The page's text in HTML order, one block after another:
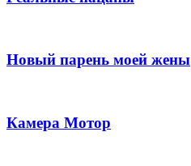
Новый парень моей жены
Камера Мотор